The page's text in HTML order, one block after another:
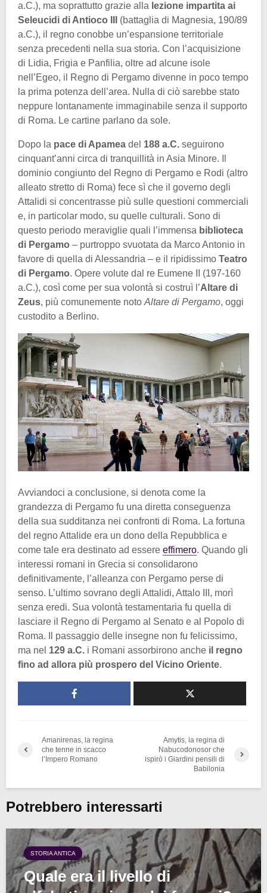
a.C.), ma soprattutto grazie alla lezione impartita ai
Seleucidi di Antioco III
(battaglia di Magnesia, 190/89
a.C.), il regno conobbe un’espansione territoriale
senza precedenti nella sua storia. Con l’acquisizione
di Lidia, Frigia e Panfilia, oltre ad alcune isole
nell’Egeo, il Regno di Pergamo divenne in poco tempo
la prima potenza dell’area. Nulla di ciò sarebbe stato
neppure lontanamente immaginabile senza il supporto
di Roma. Le cartine parlano da sole.
Dopo la pace di Apamea del 188 a.C. seguirono
cinquant’anni circa di tranquillità in Asia Minore. Il
dominio congiunto del Regno di Pergamo e Rodi (altro
alleato stretto di Roma) fece sì che il governo degli
Attalidi si concentrasse più sulle questioni commerciali
e, in particolar modo, su quelle culturali. Sono di
questo periodo meraviglie quali l’immensa biblioteca
di Pergamo – purtroppo svuotata da Marco Antonio in
favore di quella di Alessandria – e il ripidissimo Teatro
di Pergamo. Opere volute dal re Eumene II (197-160
a.C.), così come per sua volontà si costruì l’Altare di
Zeus, più comunemente noto Altare di Pergamo, oggi
custodito a Berlino.
Avviandoci a conclusione, si denota come la
grandezza di Pergamo fu una diretta conseguenza
della sua sudditanza nei confronti di Roma. La fortuna
del regno Attalide era un dono della Repubblica e
come tale era destinato ad essere effimero. Quando gli
interessi romani in Grecia si consolidarono
definitivamente, l’alleanza con Pergamo perse di
senso. L’ultimo sovrano degli Attalidi, Attalo III, morì
senza eredi. Sua volontà testamentaria fu quella di
lasciare il Regno di Pergamo al Senato e al Popolo di
Roma. Il passaggio delle insegne non fu felicissimo,
ma nel 129 a.C. i Romani assorbirono anche il regno
fino ad allora più prospero del Vicino Oriente.
Amanirenas, la regina
che tenne in scacco
l’Impero Romano
Amytis, la regina di
Nabucodonosor che
ispirò i Giardini pensili di
Babilonia
Potrebbero interessarti
STORIA ANTICA
Quale era il livello di